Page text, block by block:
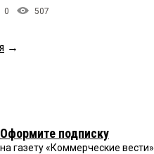
0 507
→
Оформите подписку
на газету «Коммерческие вести»